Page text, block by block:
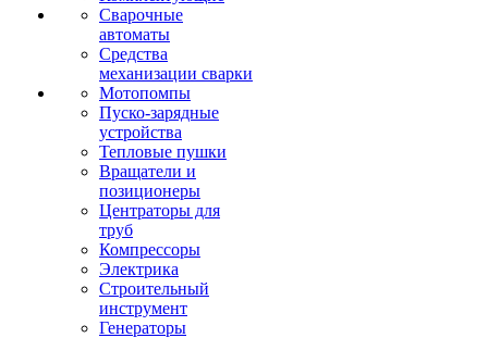
Сварочные
автоматы
Средства
механизации сварки
Мотопомпы
Пуско-зарядные
устройства
Тепловые пушки
Вращатели и
позиционеры
Центраторы для
труб
Компрессоры
Электрика
Строительный
инструмент
Генераторы